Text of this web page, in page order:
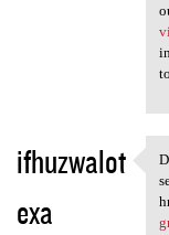
ifhuzwalot
exa